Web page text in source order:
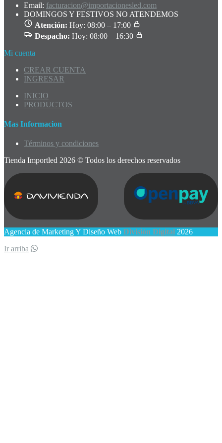
Email: facturacion@importacionesled.com
DOMINGOS Y FESTIVOS NO ATENDEMOS
Atención: Hoy: 08:00 – 17:00
Despacho: Hoy: 08:00 – 16:30
Mi cuenta
CREAR CUENTA
INGRESAR
INICIO
PRODUCTOS
Mas Informacion
Términos y condiciones
Tienda Importled 2026 © Todos los derechos reservados
Agencia de Marketing Y Diseño Web División Digital 2026
Ir arriba